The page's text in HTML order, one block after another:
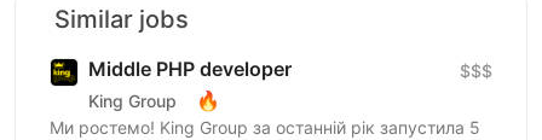
Similar jobs
Middle PHP developer
King Group 🔥
$$$
Ми ростемо! King Group за останній рік запустила 5